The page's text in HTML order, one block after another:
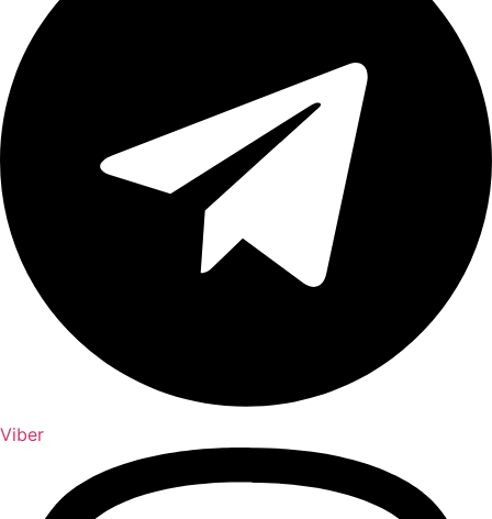
Viber